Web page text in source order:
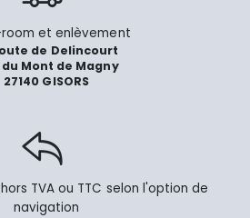
et enlèvement
de Delincourt
du Mont de Magny
27140 GISORS
TVA ou TTC selon l'option de
navigation